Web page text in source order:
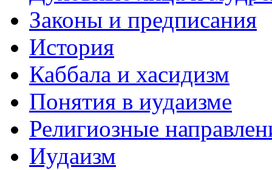
Законы и предписания
История
Каббала и хасидизм
Понятия в иудаизме
Религиозные
Иудаизм